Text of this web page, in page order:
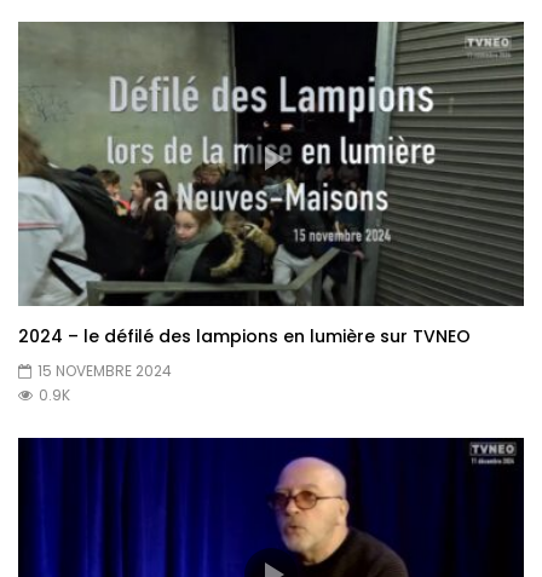
2024 – le défilé des lampions en lumière sur TVNEO
15 NOVEMBRE 2024
0.9K